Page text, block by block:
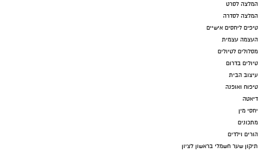
המלצה לסרט
המלצה לסדרה
טיפים ליחסים אישיים
העצמה עצמית
מסלולים לטיולים
טיולים בדרום
עיצוב הבית
טיפוח ואופנה
דיאטה
יחסי מין
מתכונים
הורים וילדים
תיקון שער חשמלי בראשון לציון